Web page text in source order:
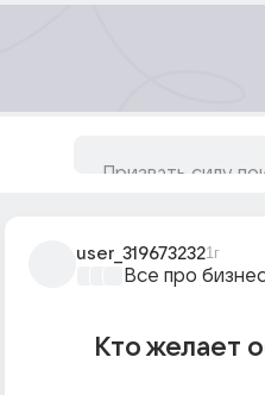
user_3196732321г
Все про
Кто желает